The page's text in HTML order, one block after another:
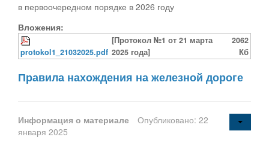
в первоочередном порядке в 2026 году
Вложения:
protokol1_21032025.pdf
[Протокол №1 от 21 марта
2025 года]
2062
Кб
Правила нахождения на железной дороге
Информация о материале
Опубликовано: 22
января 2025